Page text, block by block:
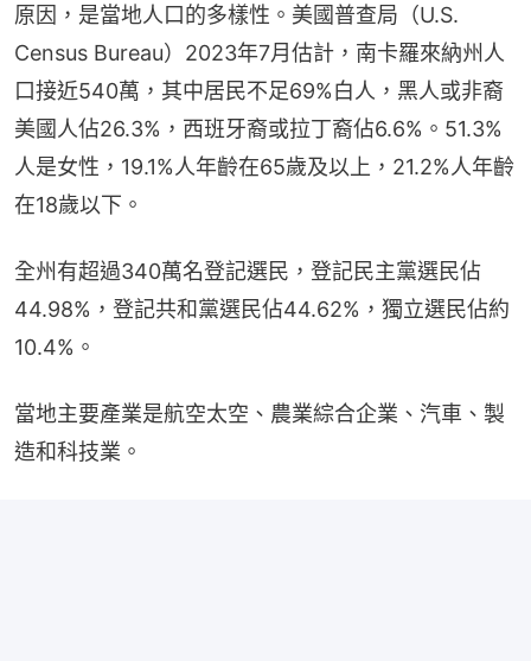
原因，是當地人口的多樣性。美國普查局（U.S.
Census Bureau）2023年7月估計，南卡羅來納州人
口接近540萬，其中居民不足69%白人，黑人或非裔
美國人佔26.3%，西班牙裔或拉丁裔佔6.6%。51.3%
人是女性，19.1%人年齡在65歲及以上，21.2%人年齡
在18歲以下。
全州有超過340萬名登記選民，登記民主黨選民佔
44.98%，登記共和黨選民佔44.62%，獨立選民佔約
10.4%。
當地主要產業是航空太空、農業綜合企業、汽車、製
造和科技業。